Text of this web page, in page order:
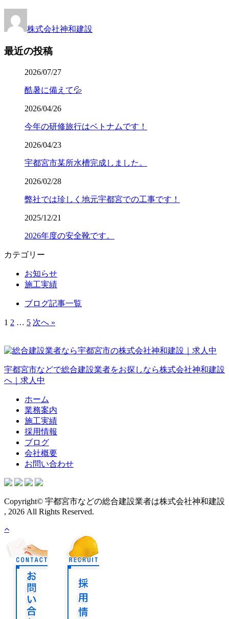
株式会社神和建設
最近の投稿
2026/07/27
酷暑に備えて💦
2026/04/26
今年の研修旅行はベトナムです！
2026/04/23
宇都宮市某所水槽完成しました。
2026/02/28
弊社では珍しく地元宇都宮での工事です！
2025/12/21
2026年度の安全靴です。
カテゴリー
お知らせ
施工実績
ブログ記事一覧
1 2 … 5 次へ »
宇都宮市などで総合建設業者をお探しなら株式会社神和建設
へ｜求人中
ホーム
業務案内
施工実績
採用情報
ブログ
会社概要
お問い合わせ
Copyright© 宇都宮市などの総合建設業者は株式会社神和建設
, 2026 All Rights Reserved.